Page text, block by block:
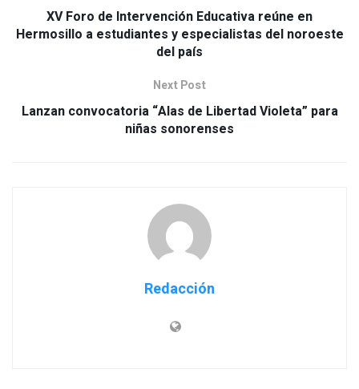
XV Foro de Intervención Educativa reúne en
Hermosillo a estudiantes y especialistas del noroeste
del país
Next Post
Lanzan convocatoria “Alas de Libertad Violeta” para
niñas sonorenses
Redacción